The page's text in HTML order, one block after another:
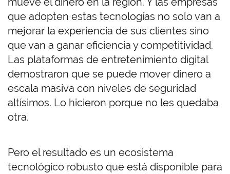
que adopten estas tecnologías no solo van a
mejorar la experiencia de sus clientes sino
que van a ganar eficiencia y competitividad.
Las plataformas de entretenimiento digital
demostraron que se puede mover dinero a
escala masiva con niveles de seguridad
altísimos. Lo hicieron porque no les quedaba
otra.
Pero el resultado es un ecosistema
tecnológico robusto que está disponible para